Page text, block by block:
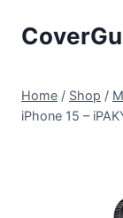
Home / Shop /
iPhone 15 –